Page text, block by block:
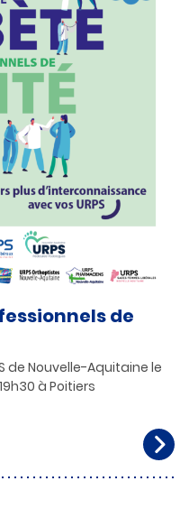
de
de Nouvelle-Aquitaine le
à Poitiers